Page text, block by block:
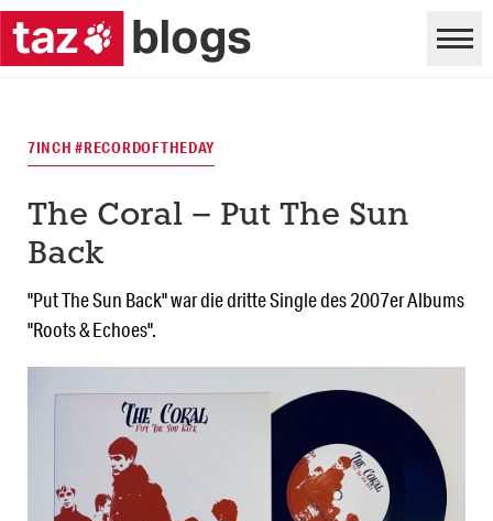
7INCH #RECORDOFTHEDAY
The Coral – Put The Sun
Back
"Put The Sun Back" war die dritte Single des 2007er Albums
"Roots & Echoes".